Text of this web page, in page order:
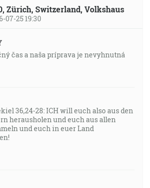
Zürich, Switzerland, Volkshaus
07-25 19:30
čas a naša príprava je nevyhnutná
36,24-28: ICH will euch also aus den
herausholen und euch aus allen
und euch in euer Land